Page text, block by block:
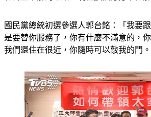
國民黨總統初選參選人郭台銘：「我要
是要替你服務了，你有什麼不滿意的，
我們還住在很近，你隨時可以敲我的門。